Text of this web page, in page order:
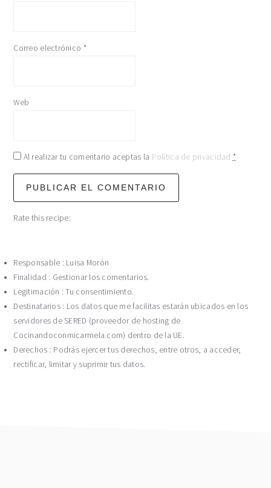
Correo electrónico *
Web
Al realizar tu comentario aceptas la Política de privacidad *
Rate this recipe:
Responsable : Luisa Morón
Finalidad : Gestionar los comentarios.
Legitimación : Tu consentimiento.
Destinatarios : Los datos que me facilitas estarán ubicados en los
servidores de SERED (proveedor de hosting de
Cocinandoconmicarmela.com) dentro de la UE.
Derechos : Podrás ejercer tus derechos, entre otros, a acceder,
rectificar, limitar y suprimir tus datos.